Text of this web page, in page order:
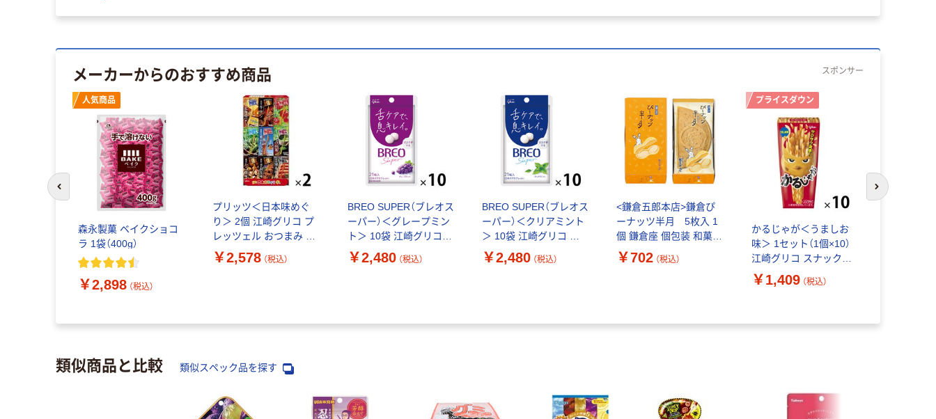
メーカーからのおすすめ商品 スポンサー
人気商品
森永製菓 ベイクショコ
ラ 1袋（400g）
￥2,898 （税込）
プリッツ＜日本味めぐ
り＞ 2個 江崎グリコ プ
レッツェル おつまみ ア
ソート 詰め合わせ
￥2,578 （税込）
BREO SUPER（ブレオス
ーパー）＜グレープミン
ト＞ 10袋 江崎グリコ
タブレット
￥2,480 （税込）
BREO SUPER（ブレオス
ーパー）＜クリアミント
＞ 10袋 江崎グリコ タ
ブレット
￥2,480 （税込）
<鎌倉五郎本店>鎌倉ぴ
ーナッツ半月 5枚入 1
個 鎌倉座 個包装 和菓子
手土産 ギフト 母の日 父
の日 おやつ 洋菓子 ゴー
￥702 （税込）
プライスダウン
かるじゃが＜うましお
味＞ 1セット（1個×10）
江崎グリコ スナック菓
子 おつまみ
￥1,409 （税込）
前のスライドへ 次のスライド
類似商品と比較 類似スペック品を探す